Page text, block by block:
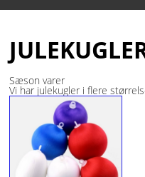
DIVERSE
GARN OG TRÅD
GLAS, PLAST, METAL
KNIPLING
Sæson varer
Vi har julekugler i flere